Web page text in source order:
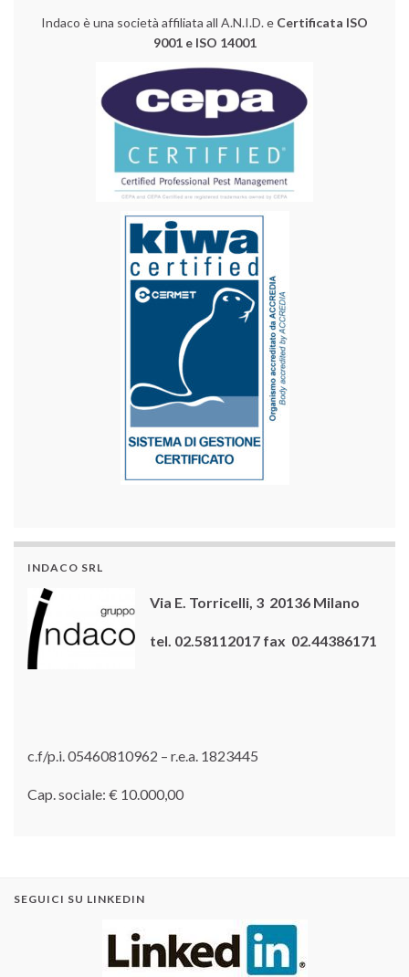
Indaco è una società affiliata all A.N.I.D. e Certificata ISO
9001 e ISO 14001
INDACO SRL
Via E. Torricelli, 3 20136 Milano
tel. 02.58112017 fax 02.44386171
c.f/p.i. 05460810962 – r.e.a. 1823445
Cap. sociale: € 10.000,00
SEGUICI SU LINKEDIN